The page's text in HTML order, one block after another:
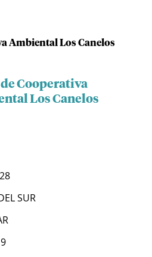
Ambiental Los Canelos
Cooperativa
Los Canelos
SUR